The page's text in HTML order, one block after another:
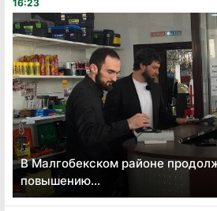
16:23
В Малгобекском районе
повышению...